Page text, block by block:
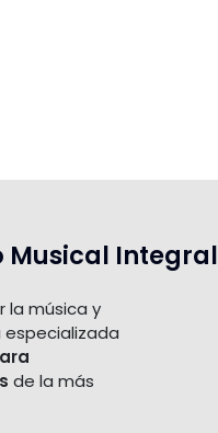
Musical Integral
la música y
de la más